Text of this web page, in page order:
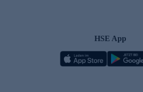
HSE App